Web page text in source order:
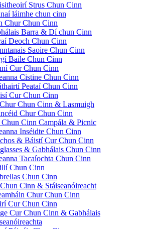
Strus Chun Cinn
láimhe chun cinn
Chur Chun Cinn
Barra & Dí chun Cinn
Deoch Chun Cinn
Saoire Chun Cinn
Baile Chun Cinn
Cur Chun Cinn
Cistine Chun Cinn
Peataí Chun Cinn
Cur Chun Cinn
Chun Cinn & Lasmuigh
Chur Chun Cinn
Cinn Campála & Picnic
Inséidte Chun Cinn
& Báistí Cur Chun Cinn
& Gabhálais Chun Cinn
Tacaíochta Chun Cinn
Chun Cinn
Chun Cinn
Cinn & Stáiseanóireacht
Chur Chun Cinn
Cur Chun Cinn
Cur Chun Cinn & Gabhálais